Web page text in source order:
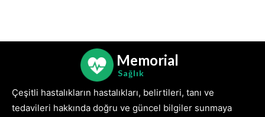
Memorial
Sağlık
Çeşitli hastalıkların hastalıkları, belirtileri, tanı ve
tedavileri hakkında doğru ve güncel bilgiler sunmaya